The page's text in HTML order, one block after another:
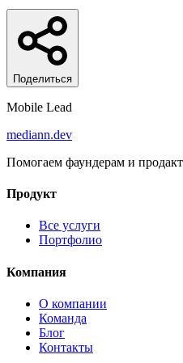
Поделиться
Mobile Lead
mediann.dev
Помогаем фаундерам и
Продукт
Все услуги
Портфолио
Компания
О компании
Команда
Блог
Контакты